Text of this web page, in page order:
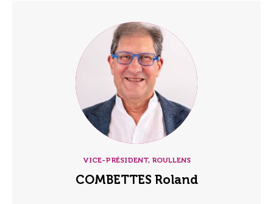
VICE-PRÉSIDENT, ROULLENS
COMBETTES Roland